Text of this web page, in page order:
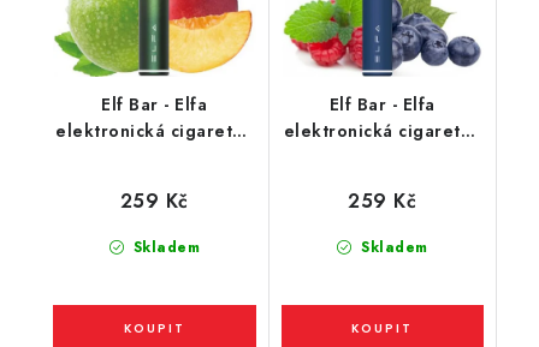
Elf Bar - Elfa
elektronická cigareta -
Skladem
259 Kč
Elf Bar - Elfa
elektronická cigareta -
borůvka a malina)
20mg
Skladem
259 Kč